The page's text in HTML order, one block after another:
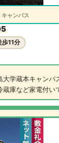
キャンパス
歩11分
大学蔵本キャンパ
庫など家電付い